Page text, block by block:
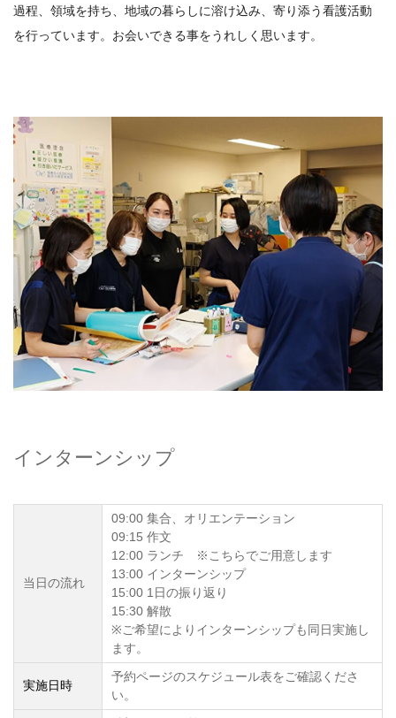
過程、領域を持ち、地域の暮らしに溶け込み、 寄り添う看護活動
を行っています。 お会いできる事をうれしく思います。
インターンシップ
当日の流れ
09:00 集合、オリエンテーション
09:15 作文
12:00 ランチ ※こちらでご用意します
13:00 インターンシップ
15:00 1日の振り返り
15:30 解散
※ご希望によりインターンシップも同日実施し
ます。
実施日時
予約ページのスケジュール表をご確認くださ
い。